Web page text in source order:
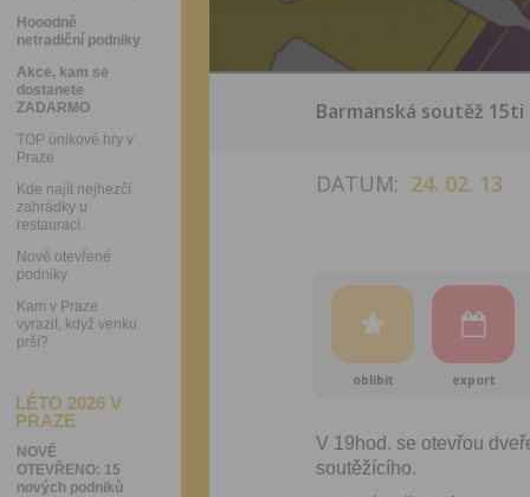
Hooodně
netradiční podniky
Akce, kam se
dostanete
ZADARMO
TOP únikové hry v
Praze
Kde najít nejhezčí
zahrádky u
restaurací
Nově otevřené
podniky
Kam v Praze
vyrazit, když venku
prší?
LÉTO 2026 V
PRAZE
NOVĚ
OTEVŘENO: 15
nových podniků
Barmanská soutěž
DATUM: 24. 02. 13
oblíbit export
V 19hod. se otevřou
soutěžícího.